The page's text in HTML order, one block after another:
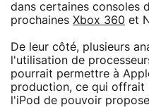
dans certaines consoles
prochaines Xbox 360 et
De leur côté, plusieurs
l'utilisation de
pourrait permettre à
production, ce qui offrait
l'iPod de pouvoir